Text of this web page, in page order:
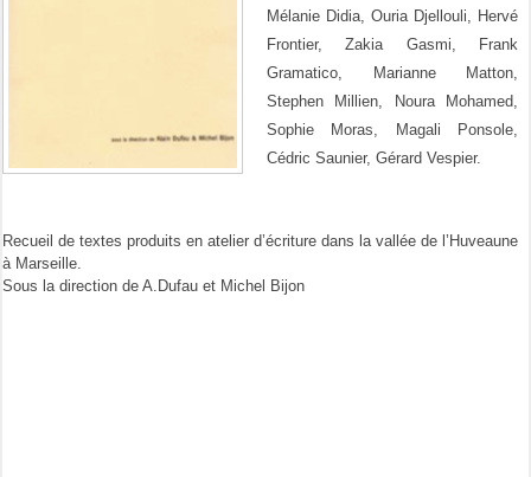
Mélanie Didia, Ouria Djellouli, Hervé
Frontier, Zakia Gasmi, Frank
Gramatico, Marianne Matton,
Stephen Millien, Noura Mohamed,
Sophie Moras, Magali Ponsole,
Cédric Saunier, Gérard Vespier.
Recueil de textes produits en atelier d’écriture dans la vallée de l’Huveaune
à Marseille.
Sous la direction de A.Dufau et Michel Bijon